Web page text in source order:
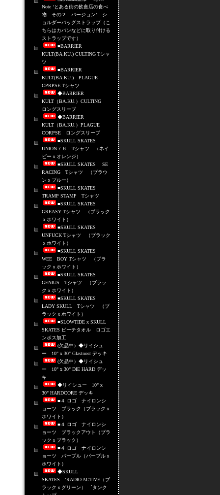
Note ‘とある街の飲食店の食べ
物 その２ バージョン‘ シ
ョルダーバッグストラップ（こ
ちらはカバンなどに取り付ける
ストラップです）
■BARRIER
KULT(BA.KU.) CULTING Tシャ
ツ
■BARRIER
KULT(BA.KU.) PLAGUE
CPRPSE Tシャツ
◆BARRIER
KULT（BA.KU.）CULTING
ロングスリーブ
◆BARRIER
KULT（BA.KU.）PLAGUE
CORPSE ロングスリーブ
■SKULL SKATES
UNION７６ Tシャツ （ネイ
ビーｘオレンジ）
■SKULL SKATES SE
RACING Tシャツ （ブラウ
ンｘブルー）
■SKULL SKATES
TRAMP STAMP Tシャツ
■SKULL SKATES
GREASY Tシャツ （ブラック
ｘホワイト）
■SKULL SKATES
UNFUCK Tシャツ （ブラック
ｘホワイト）
■SKULL SKATES
WEE BOY Tシャツ （ブラ
ックｘホワイト）
■SKULL SKATES
GENIUS Tシャツ （ブラッ
クｘホワイト）
■SKULL SKATES
LADY SKULL Tシャツ （ブ
ラックｘホワイト）
■SLOWTIDE x SKULL
SKATES ビーチタオル ロゴエ
ンボス加工
(欠品中）◆リイシュ
ー 10" x 30" Glastnost デッキ
(欠品中）◆リイシュ
ー 10" x 30" DIE HARD デッ
キ
◆リイシュー 10" x
30" HARDCORE デッキ
■４ ロゴ ナイロンシ
ョーツ ブラック（ブラックｘ
ホワイト）
■４ ロゴ ナイロンシ
ョーツ ブラックアウト（ブラ
ックｘブラック）
■４ ロゴ ナイロンシ
ョーツ パープル（パープルｘ
ホワイト）
◆SKULL
SKATES ‘RADIO ACTIVE（ブ
ラックｘグリーン） `タンク